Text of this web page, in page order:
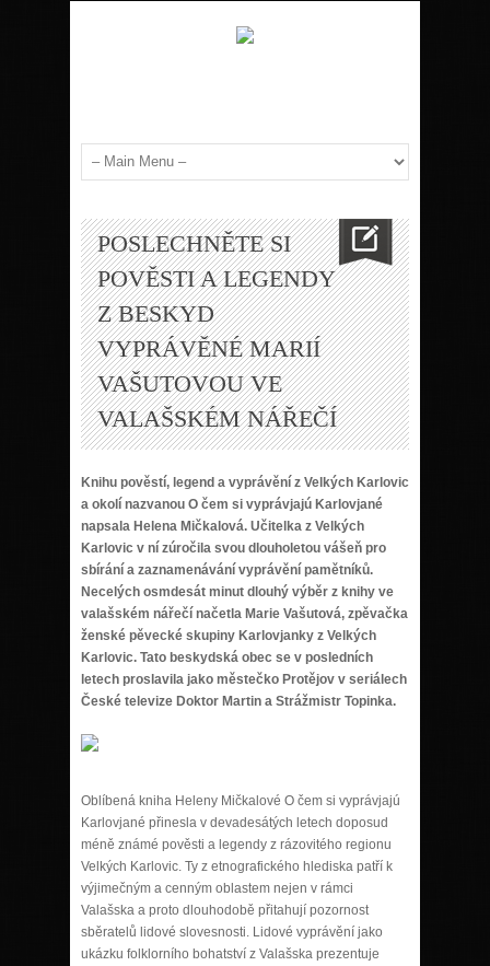
POSLECHNĚTE SI
POVĚSTI A LEGENDY
Z BESKYD
VYPRÁVĚNÉ MARIÍ
VAŠUTOVOU VE
VALAŠSKÉM NÁŘEČÍ
Knihu pověstí, legend a vyprávění z Velkých Karlovic
a okolí nazvanou O čem si vyprávjajú Karlovjané
napsala Helena Mičkalová. Učitelka z Velkých
Karlovic v ní zúročila svou dlouholetou vášeň pro
sbírání a zaznamenávání vyprávění pamětníků.
Necelých osmdesát minut dlouhý výběr z knihy ve
valašském nářečí načetla Marie Vašutová, zpěvačka
ženské pěvecké skupiny Karlovjanky z Velkých
Karlovic. Tato beskydská obec se v posledních
letech proslavila jako městečko Protějov v seriálech
České televize Doktor Martin a Strážmistr Topinka.
Oblíbená kniha Heleny Mičkalové O čem si vyprávjajú
Karlovjané přinesla v devadesátých letech doposud
méně známé pověsti a legendy z rázovitého regionu
Velkých Karlovic. Ty z etnografického hlediska patří k
výjimečným a cenným oblastem nejen v rámci
Valašska a proto dlouhodobě přitahují pozornost
sběratelů lidové slovesnosti. Lidové vyprávění jako
ukázku folklorního bohatství z Valašska prezentuje